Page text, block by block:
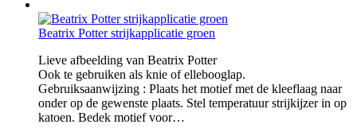
Beatrix Potter strijkapplicatie groen
Lieve afbeelding van Beatrix Potter
Ook te gebruiken als knie of ellebooglap.
Gebruiksaanwijzing : Plaats het motief met de kleeflaag naar
onder op de gewenste plaats. Stel temperatuur strijkijzer in op
katoen. Bedek motief voor…